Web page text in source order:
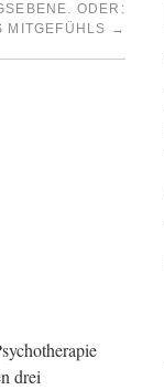
ODER:
MITGEFÜHLS →
drei